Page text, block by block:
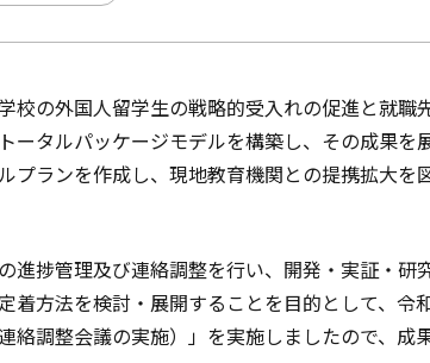
校の外国人留学生の戦略的受入れの促進と就
ータルパッケージモデルを構築し、その成果
プランを作成し、現地教育機関との提携拡大を
進捗管理及び連絡調整を行い、開発・実証・研
着方法を検討・展開することを目的として、
絡調整会議の実施）」を実施しましたので、成